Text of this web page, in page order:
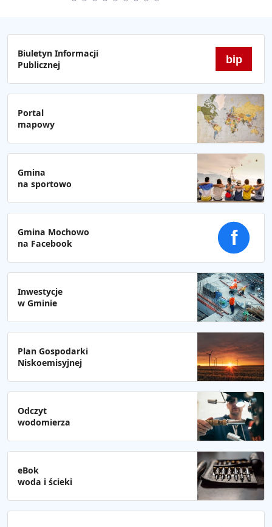
Biuletyn Informacji
Publicznej
bip
Portal
mapowy
Gmina
na sportowo
Gmina Mochowo
na Facebook
f
Inwestycje
w Gminie
Plan Gospodarki
Niskoemisyjnej
Odczyt
wodomierza
eBok
woda i ścieki